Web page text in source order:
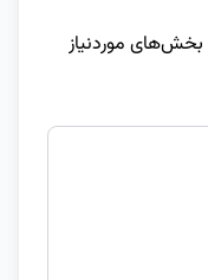
بخش‌های موردنیاز